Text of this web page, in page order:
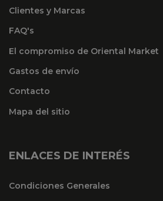
Clientes y Marcas
FAQ's
El compromiso de Oriental Market
Gastos de envío
Contacto
Mapa del sitio
ENLACES DE INTERÉS
Condiciones Generales